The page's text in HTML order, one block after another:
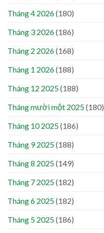
Tháng 4 2026(180)
Tháng 3 2026(186)
Tháng 2 2026(168)
Tháng 1 2026(188)
Tháng 12 2025(188)
Tháng mười một 2025(180)
Tháng 10 2025(186)
Tháng 9 2025(188)
Tháng 8 2025(149)
Tháng 7 2025(182)
Tháng 6 2025(182)
Tháng 5 2025(186)